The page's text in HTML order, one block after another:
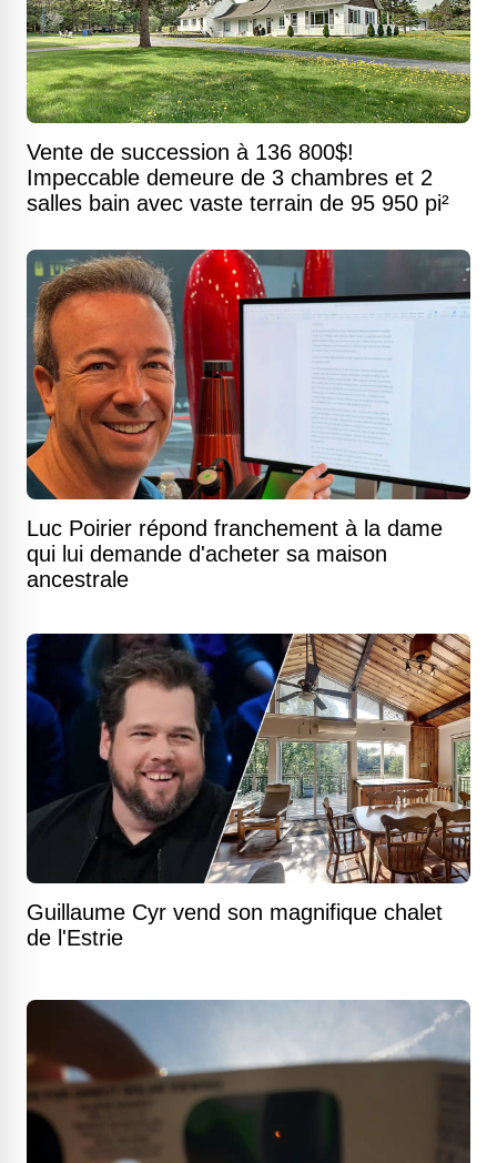
Vente de succession à 136 800$!
Impeccable demeure de 3 chambres et 2
salles bain avec vaste terrain de 95 950 pi²
Luc Poirier répond franchement à la dame
qui lui demande d'acheter sa maison
ancestrale
Guillaume Cyr vend son magnifique chalet
de l'Estrie